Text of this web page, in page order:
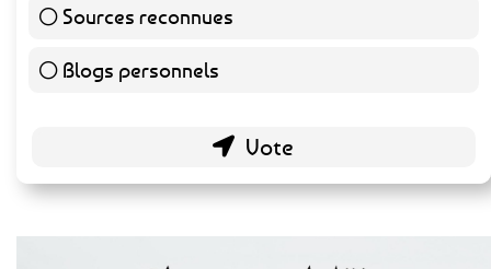
Sources reconnues
Blogs personnels